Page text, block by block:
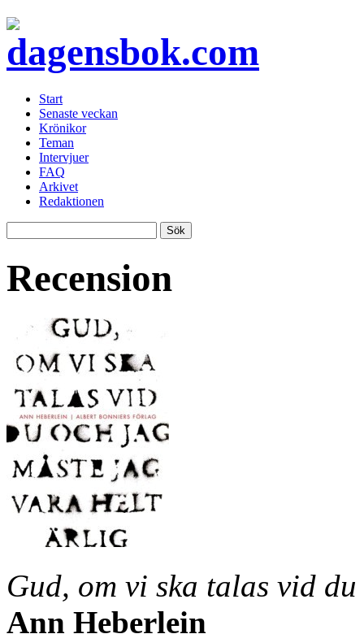
Start
Senaste veckan
Krönikor
Teman
Intervjuer
FAQ
Arkivet
Redaktionen
Recension
Gud, om vi ska talas vid
Ann Heberlein